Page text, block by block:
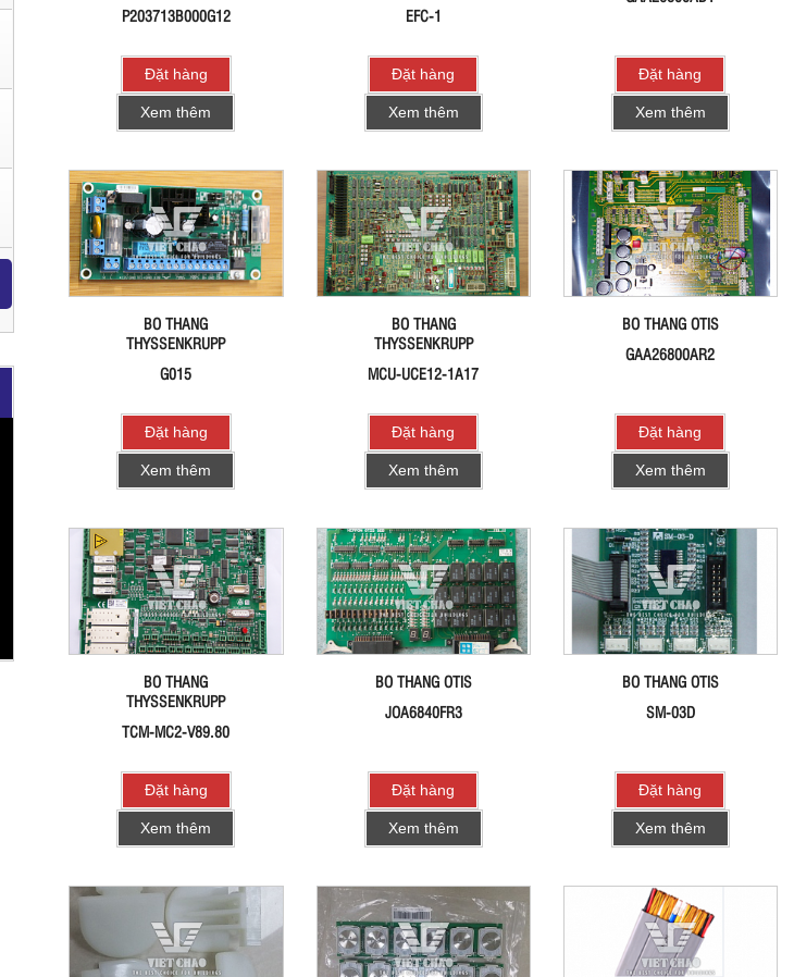
P203713B000G12
Đặt hàng
Xem thêm
EFC-1
Đặt hàng
Xem thêm
Đặt hàng
Xem thêm
BO THANG
THYSSENKRUPP
G015
Đặt hàng
Xem thêm
BO THANG
THYSSENKRUPP
MCU-UCE12-1A17
Đặt hàng
Xem thêm
BO THANG OTIS
GAA26800AR2
Đặt hàng
Xem thêm
BO THANG
THYSSENKRUPP
TCM-MC2-V89.80
Đặt hàng
Xem thêm
BO THANG OTIS
JOA6840FR3
Đặt hàng
Xem thêm
BO THANG OTIS
SM-03D
Đặt hàng
Xem thêm